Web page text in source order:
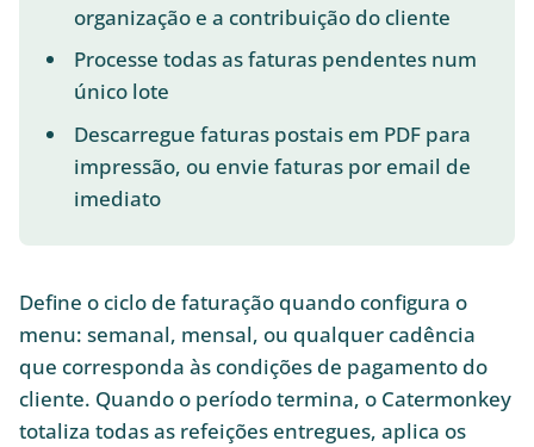
organização e a contribuição do cliente
Processe todas as faturas pendentes num
único lote
Descarregue faturas postais em PDF para
impressão, ou envie faturas por email de
imediato
Define o ciclo de faturação quando configura o
menu: semanal, mensal, ou qualquer cadência
que corresponda às condições de pagamento do
cliente. Quando o período termina, o Catermonkey
totaliza todas as refeições entregues, aplica os